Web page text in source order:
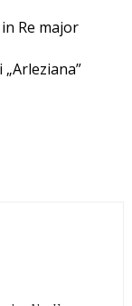
Re major
„Arleziana”